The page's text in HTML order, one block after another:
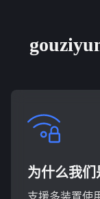
为什么我
支援多装置使